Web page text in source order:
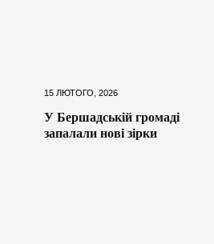
15 ЛЮТОГО, 2026
У Бершадській громаді
запалали нові зірки